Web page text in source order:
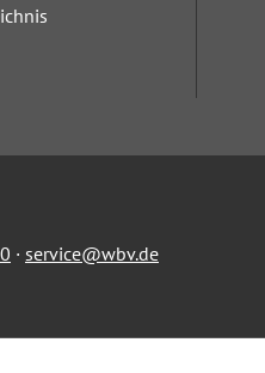
· service@wbv.de